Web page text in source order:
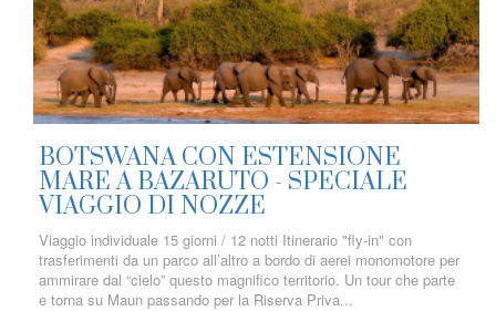
BOTSWANA CON ESTENSIONE
MARE A BAZARUTO - SPECIALE
VIAGGIO DI NOZZE
Viaggio individuale 15 giorni / 12 notti Itinerario "fly-in" con
trasferimenti da un parco all’altro a bordo di aerei monomotore per
ammirare dal “cielo” questo magnifico territorio. Un tour che parte
e torna su Maun passando per la Riserva Priva...